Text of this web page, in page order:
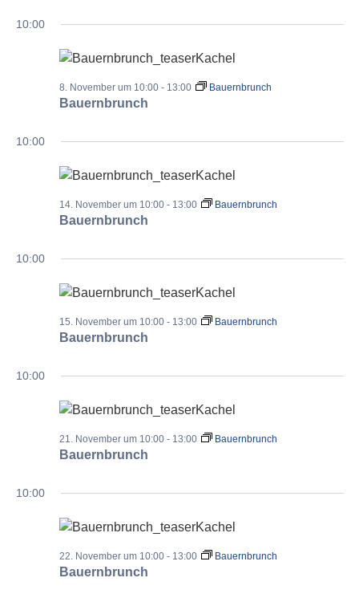
10:00
Bauernbrunch
8. November um 10:00- 13:00 Bauernbrunch
10:00
Bauernbrunch
14. November um 10:00- 13:00 Bauernbrunch
10:00
Bauernbrunch
15. November um 10:00- 13:00 Bauernbrunch
10:00
Bauernbrunch
21. November um 10:00- 13:00 Bauernbrunch
10:00
Bauernbrunch
22. November um 10:00- 13:00 Bauernbrunch